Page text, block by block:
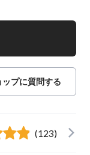
ップに質問する
(123)